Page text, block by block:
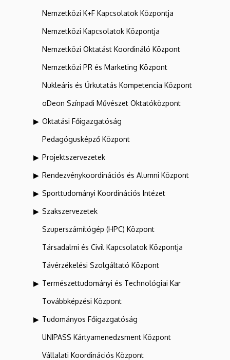
Nemzetközi K+F Kapcsolatok Központja
Nemzetközi Kapcsolatok Központja
Nemzetközi Oktatást Koordináló Központ
Nemzetközi PR és Marketing Központ
Nukleáris és Űrkutatás Kompetencia Központ
oDeon Színpadi Művészet Oktatóközpont
Oktatási Főigazgatóság
Pedagógusképző Központ
Projektszervezetek
Rendezvénykoordinációs és Alumni Központ
Sporttudományi Koordinációs Intézet
Szakszervezetek
Szuperszámítógép (HPC) Központ
Társadalmi és Civil Kapcsolatok Központja
Távérzékelési Szolgáltató Központ
Természettudományi és Technológiai Kar
Továbbképzési Központ
Tudományos Főigazgatóság
UNIPASS Kártyamenedzsment Központ
Vállalati Koordinációs Központ